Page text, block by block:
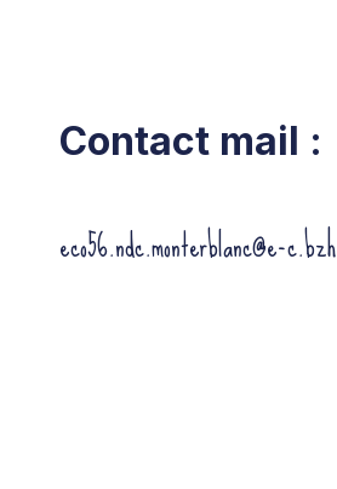
Contact mail :
eco56.ndc.monterblanc@e-c.bzh